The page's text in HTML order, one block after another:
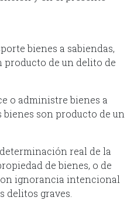
bienes a sabiendas,
producto de un delito de
o administre bienes a
son producto de un
graves.
real de la
de bienes, o de
ignorancia intencional
delitos graves.